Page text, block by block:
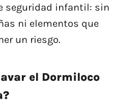
seguridad infantil: sin
ni elementos que
un riesgo.
el Dormiloco